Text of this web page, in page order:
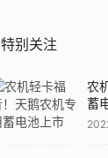
特别关注
农
蓄